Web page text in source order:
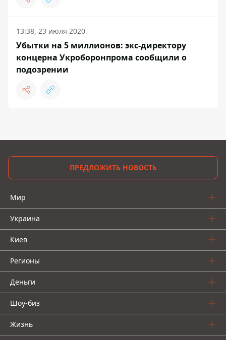
13:38, 23 июля 2020
Убытки на 5 миллионов: экс-директору
концерна Укроборонпрома сообщили о
подозрении
ПРЕДЛОЖИТЬ НОВОСТЬ
Мир
Украина
Киев
Регионы
Деньги
Шоу-биз
Жизнь